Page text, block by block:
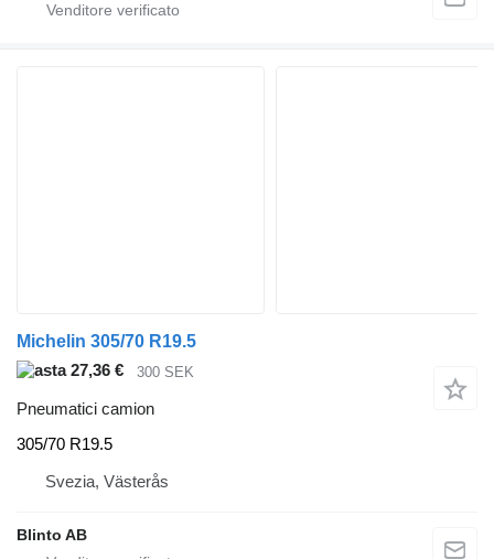
Michelin 305/70 R19.5
27,36 €
300 SEK
Pneumatici camion
305/70 R19.5
Svezia, Västerås
Blinto AB